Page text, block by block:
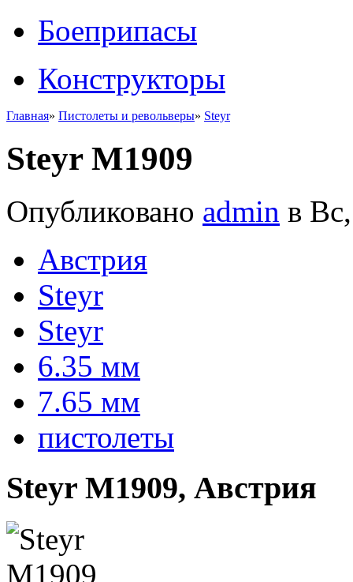
Боеприпасы
Конструкторы
Главная» Пистолеты и револьверы» Steyr
Steyr M1909
Опубликовано admin в
Австрия
Steyr
Steyr
6.35 мм
7.65 мм
пистолеты
Steyr M1909, Австрия